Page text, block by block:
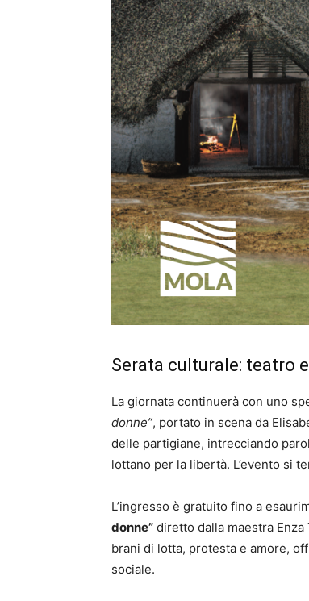
Serata culturale: teatro
La giornata continuerà con uno
donne”, portato in scena da
delle partigiane, intrecciando
lottano per la libertà. L’evento si
L’ingresso è gratuito fino a
donne” diretto dalla maestra
brani di lotta, protesta e amore,
sociale.